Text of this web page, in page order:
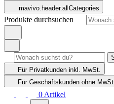
mavivo.header.allCategories
Produkte durchsuchen
Für Privatkunden inkl. MwSt.
Für Geschäftskunden ohne
0 Artikel